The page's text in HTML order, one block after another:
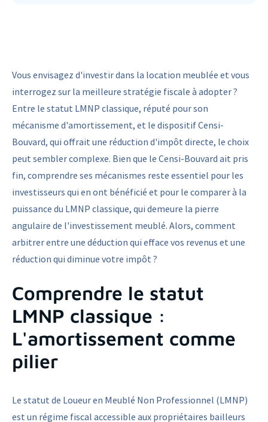
Vous envisagez d'investir dans la location meublée et vous
interrogez sur la meilleure stratégie fiscale à adopter ?
Entre le statut LMNP classique, réputé pour son
mécanisme d'amortissement, et le dispositif Censi-
Bouvard, qui offrait une réduction d'impôt directe, le choix
peut sembler complexe. Bien que le Censi-Bouvard ait pris
fin, comprendre ses mécanismes reste essentiel pour les
investisseurs qui en ont bénéficié et pour le comparer à la
puissance du LMNP classique, qui demeure la pierre
angulaire de l'investissement meublé. Alors, comment
arbitrer entre une déduction qui efface vos revenus et une
réduction qui diminue votre impôt ?
Comprendre le statut
LMNP classique :
L'amortissement comme
pilier
Le statut de Loueur en Meublé Non Professionnel (LMNP)
est un régime fiscal accessible aux propriétaires bailleurs